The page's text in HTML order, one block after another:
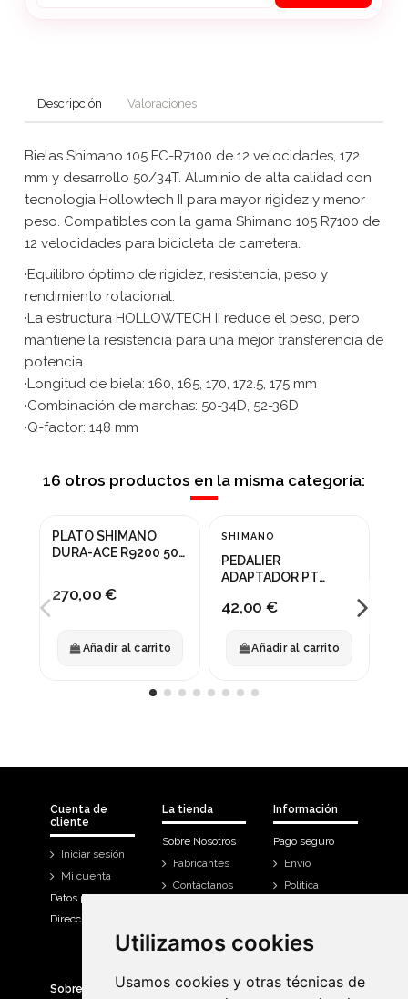
Utilizamos cookies
Usamos cookies y otras técnicas de
Utilizamos cookies
Usamos cookies y otras técnicas de
Descripción Valoraciones
Bielas Shimano 105 FC-R7100 de 12 velocidades, 172
mm y desarrollo 50/34T. Aluminio de alta calidad con
tecnologia Hollowtech II para mayor rigidez y menor
peso. Compatibles con la gama Shimano 105 R7100 de
12 velocidades para bicicleta de carretera.
·Equilibro óptimo de rigidez, resistencia, peso y
rendimiento rotacional.
·La estructura HOLLOWTECH II reduce el peso, pero
mantiene la resistencia para una mejor transferencia de
potencia
·Longitud de biela: 160, 165, 170, 172.5, 175 mm
·Combinación de marchas: 50-34D, 52-36D
·Q-factor: 148 mm
16 otros productos en la misma categoría:
PLATO SHIMANO
DURA-ACE R9200 50T
270,00 €
Añadir al carrito
SHIMANO
PEDALIER
ADAPTADOR PT
42,00 €
Añadir al carrito
Cuenta de
cliente
Iniciar sesión
Mi cuenta
Datos personales
Direcciones
La tienda
Sobre Nosotros
Fabricantes
Contáctanos
Información
Pago seguro
Envío
Política
Historial de
Sobre Bicicletas Sanchis